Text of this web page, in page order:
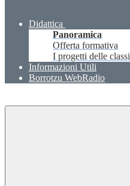
Didattica
Panoramica
Offerta formativa
I progetti delle classi
Informazioni Utili
Borrotzu WebRadio